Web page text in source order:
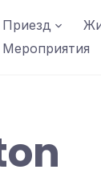
Приезд
Мероприятия